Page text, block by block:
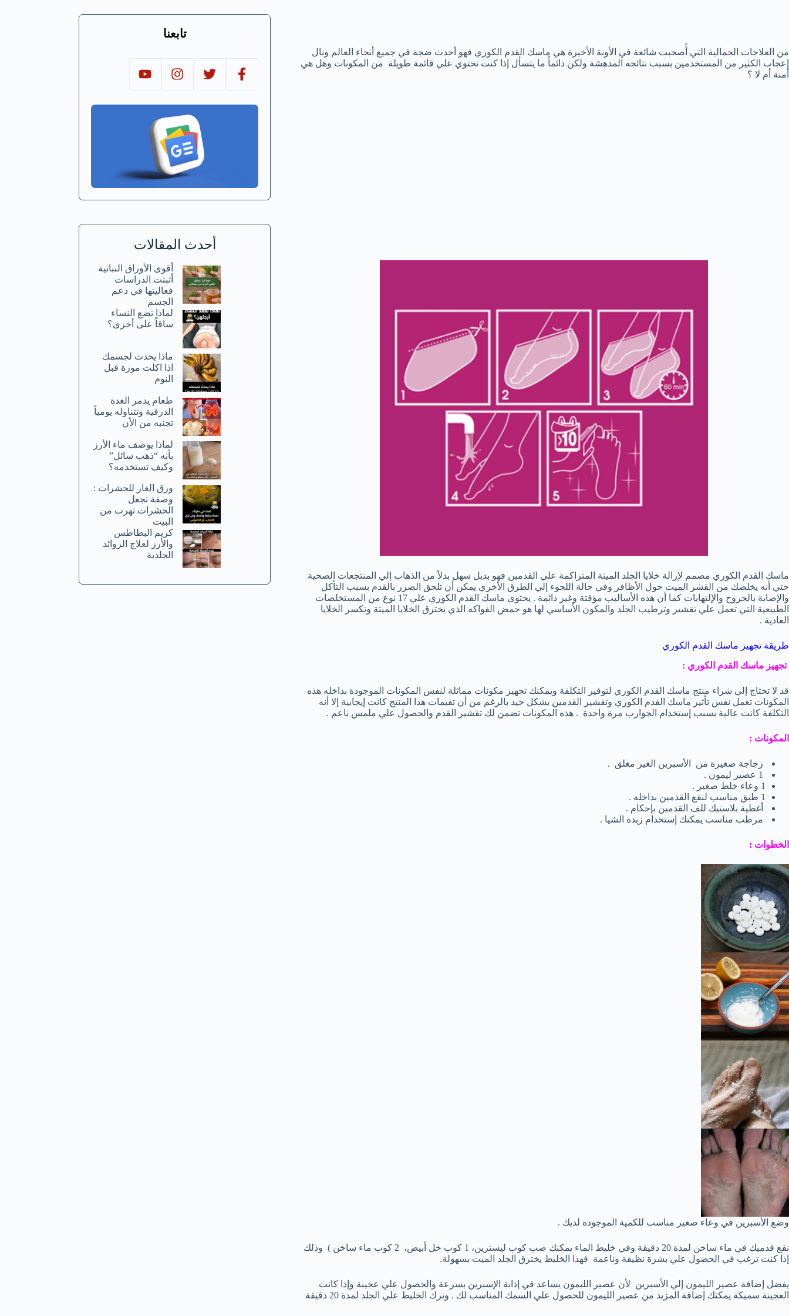
من العلاجات الجمالية التي أًصحبت شائعة في الأونة الأخيرة هي ماسك القدم الكوري فهو أحدث ضجة في جميع أنحاء العالم ونال
إعجاب الكثير من المستخدمين بسبب نتائجه المدهشة ولكن دائماً ما يتسأل إذا كنت تحتوي علي قائمة طويلة من المكونات وهل هي
أمنة أم لا ؟
ماسك القدم الكوري مصمم لإزالة خلايا الجلد الميتة المتراكمة علي القدمين فهو بديل سهل بدلاً من الذهاب إلي المنتجعات الصحية
حتي أنه يخلصك من القشر الميت حول الأظافر وفي حالة اللجوء إلي الطرق الأخري يمكن أن تلحق الضرر بالقدم بسبب التأكل
والإصابة بالجروح والإلتهابات كما أن هذه الأساليب مؤقتة وغير دائمة . يحتوي ماسك القدم الكوري علي 17 نوع من المستخلصات
الطبيعية التي تعمل علي تقشير وترطيب الجلد والمكون الأساسي لها هو حمض الفواكه الذي يخترق الخلايا الميتة وتكسر الخلايا
العادية .
طريقة تجهيز ماسك القدم الكوري
تجهيز ماسك القدم الكوري :
قد لا تحتاج إلي شراء منتج ماسك القدم الكوري لتوفير التكلفة ويمكنك تجهيز مكونات مماثلة لنفس المكونات الموجودة بداخله هذه
المكونات تعمل نفس تأثير ماسك القدم الكوري وتقشير القدمين بشكل جيد بالرغم من أن تقيمات هذا المنتج كانت إيجابية إلا أنه
التكلفة كانت عالية بسبب إستخدام الجوارب مرة واحدة . هذه المكونات تضمن لك تقشير القدم والحصول علي ملمس ناعم .
المكونات :
زجاجة صغيرة من الأسبرين الغير مغلق .
1 وعاء خلط صغير .
1 طبق مناسب لنقع القدمين بداخله .
أغطية بلاستيك للف القدمين بإحكام .
مرطب مناسب يمكنك إستخدام زبدة الشيا .
الخطوات :
وضع الأسبرين في وعاء صغير مناسب للكمية الموجودة لديك .
نقع قدميك في ماء ساخن لمدة 20 دقيقة وفي خليط الماء يمكنك صب كوب ليسترين، 1 كوب خل أبيض، 2 كوب ماء ساخن ) وذلك
إذا كنت ترغب في الحصول علي بشرة نظيفة وناعمة فهذا الخليط يخترق الجلد الميت بسهولة.
يفضل إضافة عصير الليمون إلي الأسبرين لأن عصير الليمون يساعد في إذابة الإسبرين بسرعة والحصول علي عجينة وإذا كانت
العجينة سميكة يمكنك إضافة المزيد من عصير الليمون للحصول علي السمك المناسب لك . وترك الخليط علي الجلد لمدة 20 دقيقة
تابعنا
أحدث المقالات
أقوى الأوراق النباتية
أثبتت الدراسات
فعاليتها في دعم
الجسم
لماذا تضع النساء
ساقاً على أخرى؟
ماذا يحدث لجسمك
اذا اكلت موزة قبل
النوم
طعام يدمر الغدة
الدرقية وتتناوله يومياً
تجنبه من الأن
لماذا يوصف ماء الأرز
بأنه “ذهب سائل”
وكيف تستخدمه؟
ورق الغار للحشرات :
وصفة تجعل
الحشرات تهرب من
البيت
كريم البطاطس
والأرز لعلاج الزوائد
الجلدية